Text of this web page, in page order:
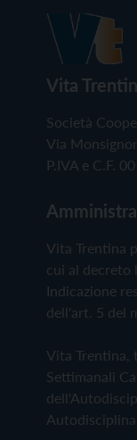
Vita
Società
Via
P.IVA e C.F.
Vita Trentina
cui al decreto
Indicazione
dell'art. 5 del
Vita Trentina,
Settimanali